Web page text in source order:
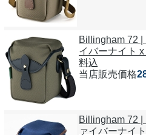
Billingham 72 |
イバーナイト
料込
当店販売価格
Billingham 72 |
ァイバーナイ